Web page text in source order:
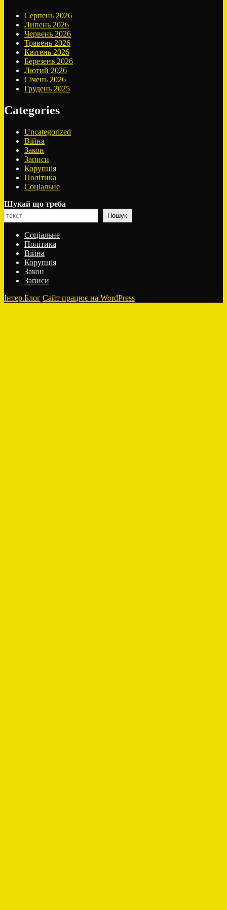
Серпень 2026
Липень 2026
Червень 2026
Травень 2026
Квітень 2026
Березень 2026
Лютий 2026
Січень 2026
Грудень 2025
Categories
Uncategorized
Війна
Закон
Записи
Корупція
Політика
Соціальне
Шукай що треба
Пошук
Соціальне
Політика
Війна
Корупція
Закон
Записи
Інтер.Блог Сайт працює на WordPress